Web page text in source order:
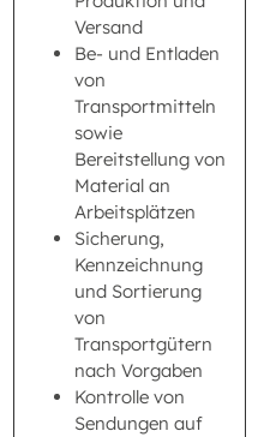
Versand
Be- und Entladen
von
Transportmitteln
sowie
Bereitstellung von
Material an
Arbeitsplätzen
Sicherung,
Kennzeichnung
und Sortierung
von
Transportgütern
nach Vorgaben
Kontrolle von
Sendungen auf